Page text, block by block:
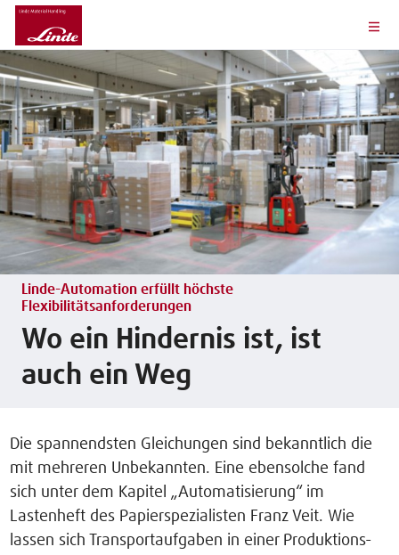
Linde-Automation erfüllt höchste
Flexibilitätsanforderungen
Wo ein Hindernis ist, ist
auch ein Weg
Die spannendsten Gleichungen sind bekanntlich die
mit mehreren Unbekannten. Eine ebensolche fand
sich unter dem Kapitel „Automatisierung“ im
Lastenheft des Papierspezialisten Franz Veit. Wie
lassen sich Transportaufgaben in einer Produktions-